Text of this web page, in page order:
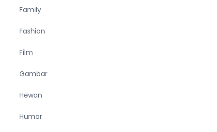
Family
Fashion
Film
Gambar
Hewan
Humor